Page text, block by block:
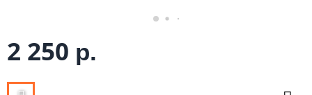
2 250 р.